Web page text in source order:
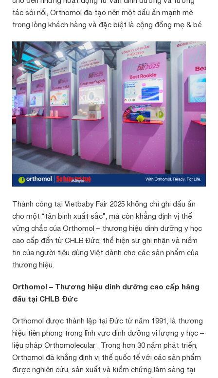
tác sôi nổi, Orthomol đã tạo nên một dấu ấn mạnh mẽ
trong lòng khách hàng và đặc biệt là cộng đồng mẹ & bé.
Thành công tại Vietbaby Fair 2025 không chỉ ghi dấu ấn
cho một “tân binh xuất sắc”, mà còn khẳng định vị thế
vững chắc của Orthomol – thương hiệu dinh dưỡng y học
cao cấp đến từ CHLB Đức, thể hiện sự ghi nhận và niềm
tin của người tiêu dùng Việt dành cho các sản phẩm của
thương hiệu.
Orthomol – Thương hiệu dinh dưỡng cao cấp hàng
đầu tại CHLB Đức
Orthomol được thành lập tại Đức từ năm 1991, là thương
hiệu tiên phong trong lĩnh vực dinh dưỡng vi lượng y học –
liệu pháp Orthomolecular . Trong hơn 30 năm phát triển,
Orthomol đã khẳng định vị thế quốc tế với các sản phẩm
được nghiên cứu, sản xuất và kiểm chứng lâm sàng tại